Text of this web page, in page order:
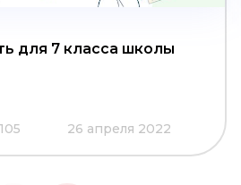
для 7 класса школы
26 апреля 2022